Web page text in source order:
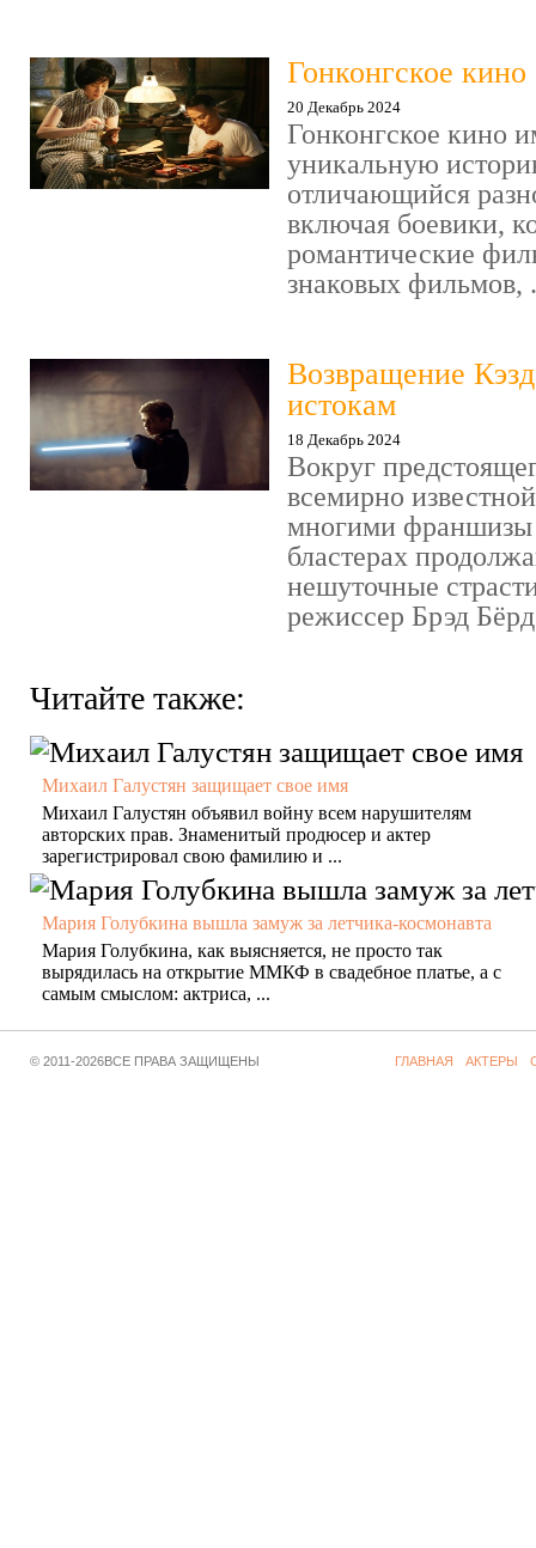
Гонконгское кино
20 Декабрь 2024
Гонконгское кино
уникальную
отличающийся
включая боевики,
романтические
знаковых фильмов,
Возвращение
истокам
18 Декабрь 2024
Вокруг
всемирно
многими франшизы
бластерах
нешуточные
режиссер Брэд
Читайте также:
Михаил Галустян защищает свое имя
Михаил Галустян объявил войну всем нарушителям
авторских прав. Знаменитый продюсер и актер
зарегистрировал свою фамилию и ...
Мария Голубкина вышла замуж за летчика-космонавта
Мария Голубкина, как выясняется, не просто так
вырядилась на открытие ММКФ в свадебное платье, а с
самым смыслом: актриса, ...
© 2011-2026ВСЕ ПРАВА ЗАЩИЩЕНЫ ГЛАВНАЯ АКТЕРЫ